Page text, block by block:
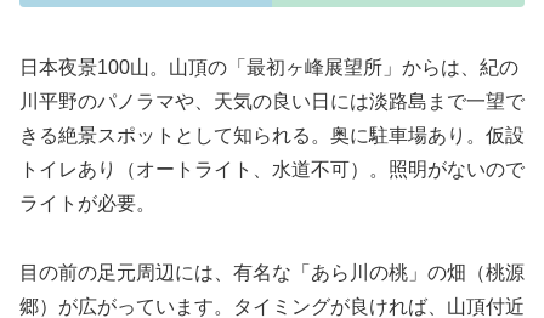
日本夜景100山。山頂の「最初ヶ峰展望所」からは、紀の
川平野のパノラマや、天気の良い日には淡路島まで一望で
きる絶景スポットとして知られる。奥に駐車場あり。仮設
トイレあり（オートライト、水道不可）。照明がないので
ライトが必要。
目の前の足元周辺には、有名な「あら川の桃」の畑（桃源
郷）が広がっています。タイミングが良ければ、山頂付近